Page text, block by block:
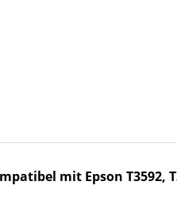
mit Epson T3592,